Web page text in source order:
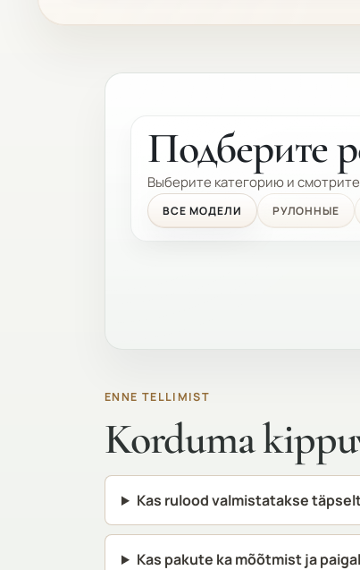
Подберите
Выберите категорию и
ВСЕ МОДЕЛИ РУЛОННЫЕ
ENNE TELLIMIST
Korduma
Kas rulood valmistatakse
Kas pakute ka mõõtmist ja